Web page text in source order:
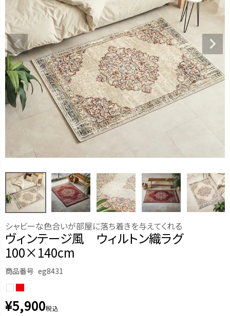
シャビーな色合いが部屋に落ち着きを与えてくれる
ヴィンテージ風 ウィルトン織ラグ
100×140cm
商品番号 eg8431
¥5,900税込